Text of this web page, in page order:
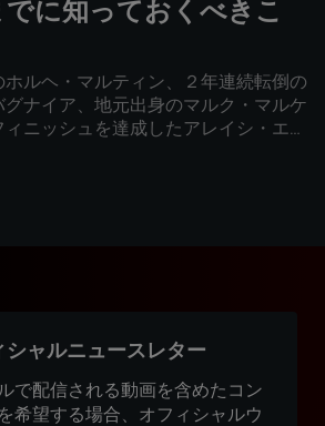
でに知っておくべきこ
ルヘ・マルティン、２年連続転倒の
グナイア、地元出身のマルク・マルケ
ニッシュを達成したアレイシ・エス
シャルニュースレター
で配信される動画を含めたコン
希望する場合、オフィシャルウ